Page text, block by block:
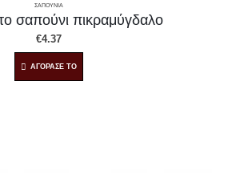
ΣΑΠΟΥΝΙΑ
σαπούνι πικραμύγδαλο
€4.37
ΑΓΟΡΑΣΕ ΤΟ